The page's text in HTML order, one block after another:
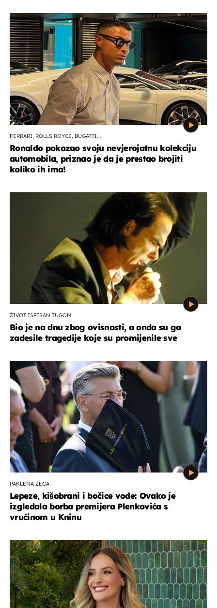
FERRARI, ROLLS ROYCE, BUGATTI...
Ronaldo pokazao svoju nevjerojatnu kolekciju
automobila, priznao je da je prestao brojiti
koliko ih ima!
ŽIVOT ISPISAN TUGOM
Bio je na dnu zbog ovisnosti, a onda su ga
zadesile tragedije koje su promijenile sve
PAKLENA ŽEGA
Lepeze, kišobrani i bočice vode: Ovako je
izgledala borba premijera Plenkovića s
vrućinom u Kninu